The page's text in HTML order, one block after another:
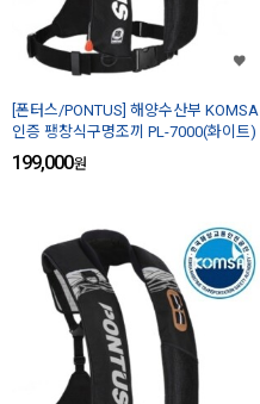
[폰터스/PONTUS] 해양수산부 KOMSA
인증 팽창식구명조끼 PL-7000(화이트)
199,000원